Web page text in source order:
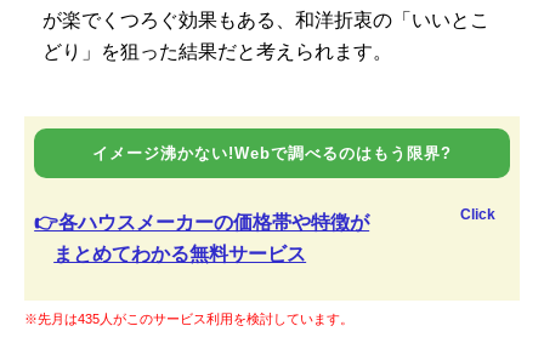
が楽でくつろぐ効果もある、和洋折衷の「いいとこ
どり」を狙った結果だと考えられます。
イメージ沸かない!Webで調べるのはもう限界?
👉各ハウスメーカーの価格帯や特徴が
まとめてわかる無料サービス
Click
※先月は435人がこのサービス利用を検討しています。